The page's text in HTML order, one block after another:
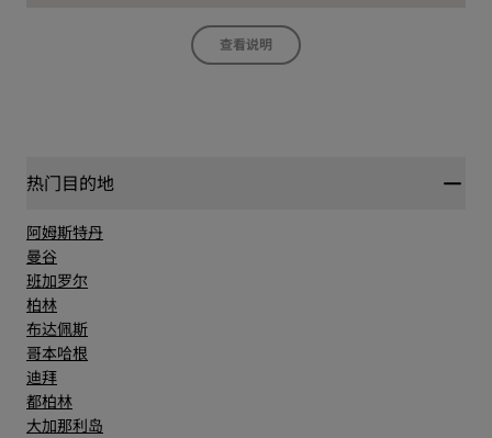
查看说明
热门目的地
阿姆斯特丹
曼谷
班加罗尔
柏林
布达佩斯
哥本哈根
迪拜
都柏林
大加那利岛